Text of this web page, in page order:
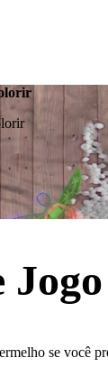
Jogo
se você